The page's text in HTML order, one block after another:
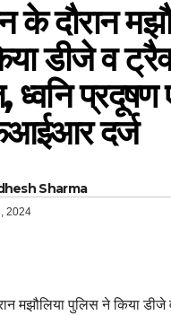
के दौरान
डीजे व
ध्वनि प्रदूषण
दर्ज
Sharma
2024
मझौलिया पुलिस ने किया डीजे